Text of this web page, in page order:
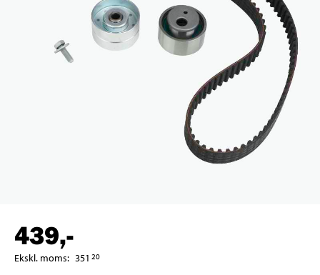
439,-
Ekskl. moms: 351 20